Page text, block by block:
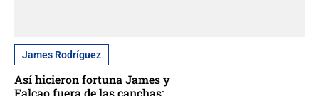
James Rodríguez
Así hicieron fortuna James y